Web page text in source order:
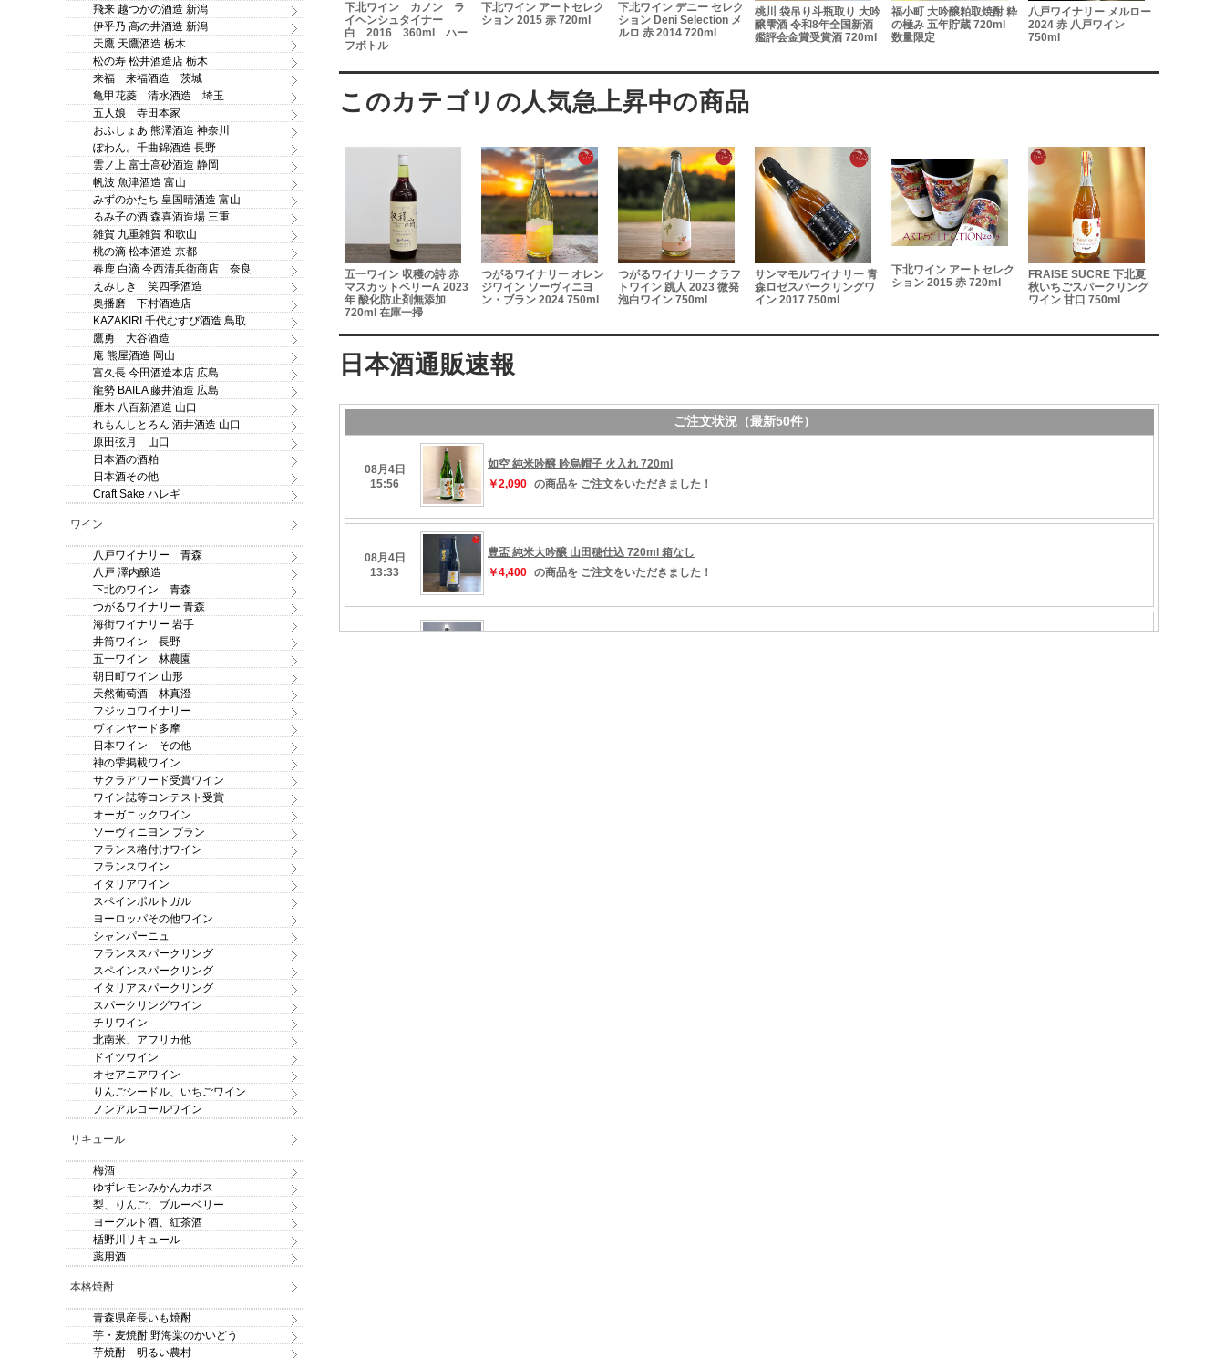
サンマモルワイナリー第
2工場 青森ヌーヴォー
2025 ナイヤガラシャイ
ンマスカット 720ml 在庫
一掃セール20％OFF
如空 特別純米酒 雄
下北ワイン カノン ラ
イヘンシュタイナー
白 2016 360ml ハー
フボトル
下北ワイン アートセレク
ション 2015 赤 720ml
下北ワイン デニー セレク
ション Deni Selection メ
ルロ 赤 2014 720ml
桃川 袋吊り斗瓶取り 大吟
醸雫酒 令和8年全国新酒
鑑評会金賞受賞酒 720ml
福小町 大吟醸粕取焼酎 粋
の極み 五年貯蔵 720ml
数量限定
八戸ワイナリー メルロー
2024 赤 八戸ワイン
750ml
サンマモルワイナリー 青
森ヌーヴォー2025 スチ
ューベン 720ml 在庫一
掃セール20％OFF
つがるワイナリー シャル
ドネ 白ワイン 2024
750ml サクラアワード
2025シルバー受賞
五一ワイン 収穫の詩 赤
マスカットベリーA 2023
年 酸化防止剤無添加
720ml 在庫一掃
つがるワイナリー オレン
ジワイン ソーヴィニヨ
ン・ブラン 2024 750ml
つがるワイナリー クラフ
トワイン 跳人 2023 微発
泡白ワイン 750ml
サンマモルワイナリー 青
森ロゼスパークリングワ
イン 2017 750ml
下北ワイン アートセレク
ション 2015 赤 720ml
FRAISE SUCRE 下北夏
秋いちごスパークリング
ワイン 甘口 750ml
飛来 越つかの酒造 新潟
伊乎乃 高の井酒造 新潟
天鷹 天鷹酒造 栃木
松の寿 松井酒造店 栃木
来福 来福酒造 茨城
亀甲花菱 清水酒造 埼玉
五人娘 寺田本家
おふしょあ 熊澤酒造 神奈川
ぽわん。千曲錦酒造 長野
雲ノ上 富士高砂酒造 静岡
帆波 魚津酒造 富山
みずのかたち 皇国晴酒造 富山
るみ子の酒 森喜酒造場 三重
雑賀 九重雑賀 和歌山
桃の滴 松本酒造 京都
春鹿 白滴 今西清兵衛商店 奈良
えみしき 笑四季酒造
奥播磨 下村酒造店
KAZAKIRI 千代むすび酒造 鳥取
鷹勇 大谷酒造
庵 熊屋酒造 岡山
富久長 今田酒造本店 広島
龍勢 BAILA 藤井酒造 広島
雁木 八百新酒造 山口
れもんしとろん 酒井酒造 山口
原田弦月 山口
日本酒の酒粕
日本酒その他
Craft Sake ハレギ
ワイン
八戸ワイナリー 青森
八戸 澤内醸造
下北のワイン 青森
つがるワイナリー 青森
海街ワイナリー 岩手
井筒ワイン 長野
五一ワイン 林農園
朝日町ワイン 山形
天然葡萄酒 林真澄
フジッコワイナリー
ヴィンヤード多摩
日本ワイン その他
神の雫掲載ワイン
サクラアワード受賞ワイン
ワイン誌等コンテスト受賞
オーガニックワイン
ソーヴィニヨン ブラン
フランス格付けワイン
フランスワイン
イタリアワイン
スペインポルトガル
ヨーロッパその他ワイン
シャンパーニュ
フランススパークリング
スペインスパークリング
イタリアスパークリング
スパークリングワイン
チリワイン
北南米、アフリカ他
ドイツワイン
オセアニアワイン
りんごシードル、いちごワイン
ノンアルコールワイン
リキュール
梅酒
ゆずレモンみかんカボス
梨、りんご、ブルーベリー
ヨーグルト酒、紅茶酒
楯野川リキュール
薬用酒
本格焼酎
青森県産長いも焼酎
芋・麦焼酎 野海棠のかいどう
芋焼酎 明るい農村